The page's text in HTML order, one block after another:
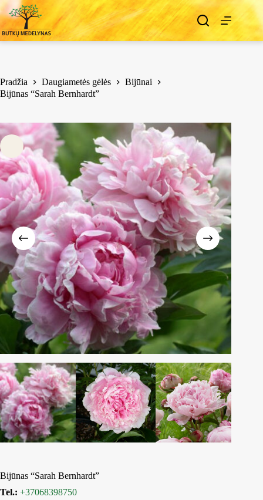
Pradžia Daugiametės gėlės
Bijūnai
Bijūnas “Sarah Bernhardt”
Bijūnas “Sarah Bernhardt”
Tel.: +37068398750